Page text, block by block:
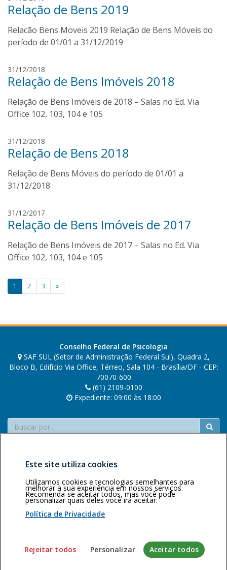
i
o
r
u
n
z
n
o
n
u
n
z
Relação de Bens 2019
Relacão Bens Moveis 2019 Relação de Bens Móveis do
período de 01/01 a 31/12/2019
31/12/2018
a
c
u
e
l
h
o
Relação de Bens Imóveis 2018
Relação de Bens Imóveis de 2018 – Salas no Ed. Via
Office 102, 103, 104 e 105
31/12/2018
a
c
u
e
l
o
Relação de Bens 2018
Relação de Bens Móveis do período de 01/01 a
31/12/2018
31/12/2017
n
o
n
o
i
Relação de Bens Imóveis de 2017
Relação de Bens Imóveis de 2017 – Salas no Ed. Via
Office 102, 103, 104 e 105
Paginação
posts
1 2 3 »
Conselho Federal de Psicologia
SAF SUL (Setor de Administração Federal Sul), Quadra 2,
Bloco B, Edifício Via Office, Térreo, Sala 104 - Brasília/DF - CEP:
70070-600
(61) 2109-0100
Expediente: 09:00 às 18:00
Buscar
Área restritaPolítica de
privacidade
Personalização
de cookies
Voltar ao topo
Sistema desenvolvido pela Gerência de Tecnologia da
Este site utiliza cookies
Utilizamos cookies e tecnologias semelhantes para
melhorar a sua experiência em nossos serviços.
Recomenda-se aceitar todos, mas você pode
personalizar quais deles você irá aceitar.
Política de Privacidade
Rejeitar todos Personalizar Aceitar todos